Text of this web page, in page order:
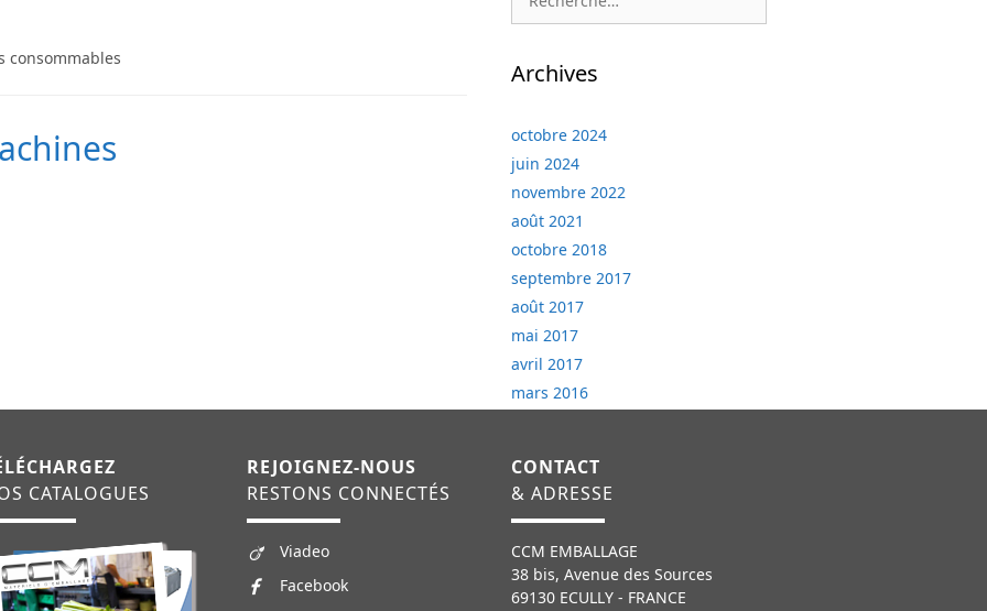
consommables
Archives
octobre 2024
juin 2024
novembre 2022
août 2021
octobre 2018
septembre 2017
août 2017
mai 2017
avril 2017
mars 2016
CATALOGUES
REJOIGNEZ-NOUS
RESTONS CONNECTÉS
Viadeo
Facebook
CONTACT
& ADRESSE
CCM EMBALLAGE
38 bis, Avenue des Sources
69130 ECULLY - FRANCE